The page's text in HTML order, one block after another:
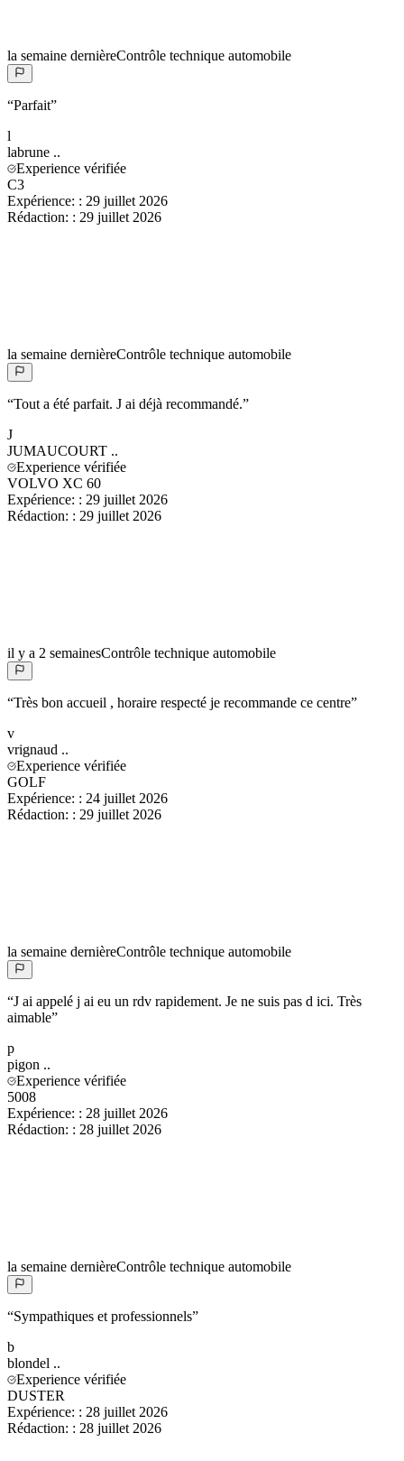
la semaine dernièreContrôle technique automobile
“Parfait”
l
labrune ..
Experience vérifiée
C3
Expérience: : 29 juillet 2026
Rédaction: : 29 juillet 2026
la semaine dernièreContrôle technique automobile
“Tout a été parfait. J ai déjà recommandé.”
J
JUMAUCOURT ..
Experience vérifiée
VOLVO XC 60
Expérience: : 29 juillet 2026
Rédaction: : 29 juillet 2026
il y a 2 semainesContrôle technique automobile
“Très bon accueil , horaire respecté je recommande ce centre”
v
vrignaud ..
Experience vérifiée
GOLF
Expérience: : 24 juillet 2026
Rédaction: : 29 juillet 2026
la semaine dernièreContrôle technique automobile
“J ai appelé j ai eu un rdv rapidement. Je ne suis pas d ici. Très
aimable”
p
pigon ..
Experience vérifiée
5008
Expérience: : 28 juillet 2026
Rédaction: : 28 juillet 2026
la semaine dernièreContrôle technique automobile
“Sympathiques et professionnels”
b
blondel ..
Experience vérifiée
DUSTER
Expérience: : 28 juillet 2026
Rédaction: : 28 juillet 2026